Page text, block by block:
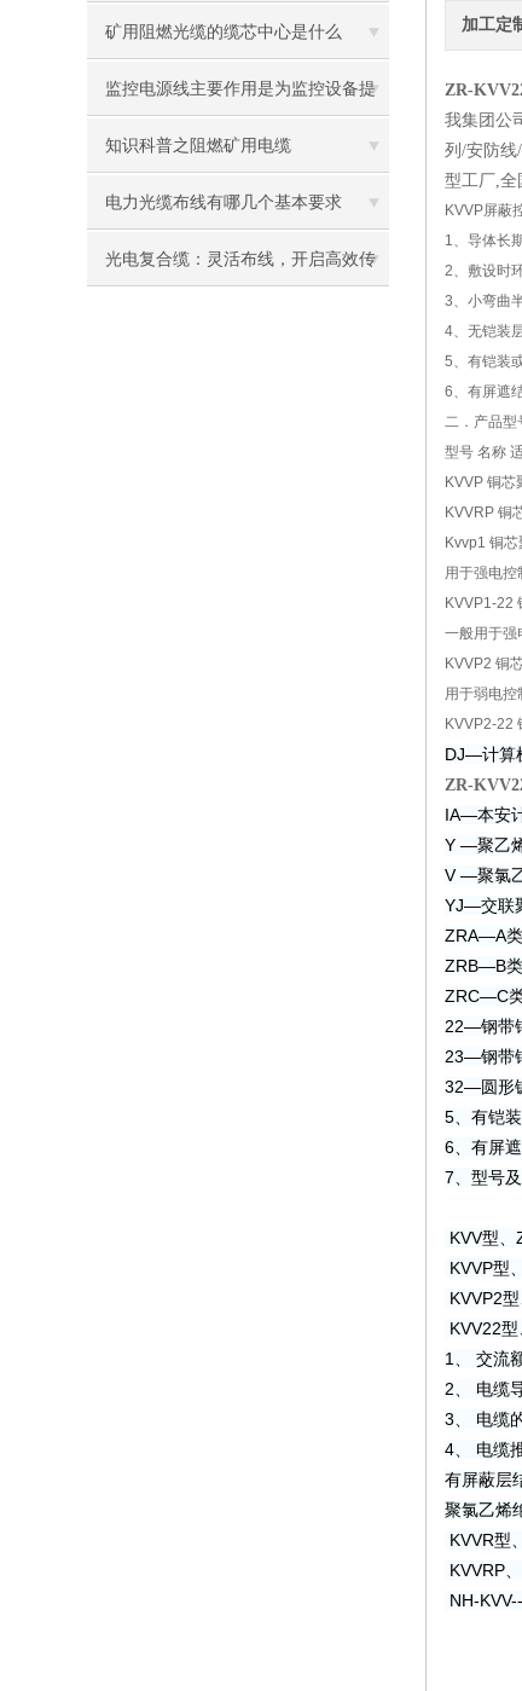
矿用阻燃光缆的缆芯中心是什么
监控电源线主要作用是为监控设备提
供电源和信号传输功能
知识科普之阻燃矿用电缆
电力光缆布线有哪几个基本要求
光电复合缆：灵活布线，开启高效传
加工定
ZR-
我集团公
列/安防线
型工厂,全
KVVP屏蔽
1、导体长
2、敷设时
3、小弯曲
4、无铠装
5、有铠装
6、有屏遮
二．产品型
型号 名称
KVVP 铜
KVVRP 铜
Kvvp1 铜
用于强电控
KVVP1-22
一般用于强
KVVP2 铜
用于弱电控
KVVP2-22
DJ—计算
ZR-
IA—本安
Y —聚乙
V —聚氯
YJ—交联
ZRA—A类
ZRB—B
ZRC—C
22—钢带
23—钢带
32—圆形
5、有铠
6、有屏
7、型号及
KVV型
KVVP型
KVVP2
KVV22
1、 交流
2、 电缆
3、 电缆
4、 电缆
有屏蔽层
聚氯乙烯
KVVR型
KVVRP
NH-